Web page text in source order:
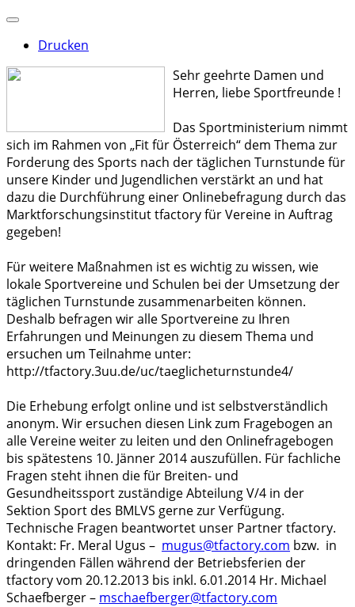
Drucken
Sehr geehrte Damen und
Herren, liebe Sportfreunde !
Das Sportministerium nimmt
sich im Rahmen von „Fit für Österreich“ dem Thema zur
Forderung des Sports nach der täglichen Turnstunde für
unsere Kinder und Jugendlichen verstärkt an und hat
dazu die Durchführung einer Onlinebefragung durch das
Marktforschungsinstitut tfactory für Vereine in Auftrag
gegeben!
Für weitere Maßnahmen ist es wichtig zu wissen, wie
lokale Sportvereine und Schulen bei der Umsetzung der
täglichen Turnstunde zusammenarbeiten können.
Deshalb befragen wir alle Sportvereine zu Ihren
Erfahrungen und Meinungen zu diesem Thema und
ersuchen um Teilnahme unter:
http://tfactory.3uu.de/uc/taeglicheturnstunde4/
Die Erhebung erfolgt online und ist selbstverständlich
anonym. Wir ersuchen diesen Link zum Fragebogen an
alle Vereine weiter zu leiten und den Onlinefragebogen
bis spätestens 10. Jänner 2014 auszufüllen. Für fachliche
Fragen steht ihnen die für Breiten- und
Gesundheitssport zuständige Abteilung V/4 in der
Sektion Sport des BMLVS gerne zur Verfügung.
Technische Fragen beantwortet unser Partner tfactory.
Kontakt: Fr. Meral Ugus – mugus@tfactory.com bzw. in
dringenden Fällen während der Betriebsferien der
tfactory vom 20.12.2013 bis inkl. 6.01.2014 Hr. Michael
Schaefberger – mschaefberger@tfactory.com